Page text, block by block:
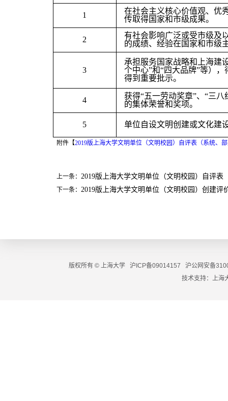
1
在社会主义核心价值观、优
传取得国家和市级成果。
2
有社会影响广泛或受市级及
的成绩、经验在国家和市级
3
承担服务国家战略和上海建
个中心”和“四大品牌”等）
得到重要批示。
4
获得“五一劳动奖章”、“三
的集体荣誉和奖项。
5 单位自设文明创建或文化建
附件【2019版上海大学文明单位（文明校园）自评表（系统、
上一条： 2019版上海大学文明单位（文明校园）自评表
下一条： 2019版上海大学文明单位（文明校园）创建评
版权所有 © 上海大学 沪ICP备09014157
沪公网安备
技术支持： 上海